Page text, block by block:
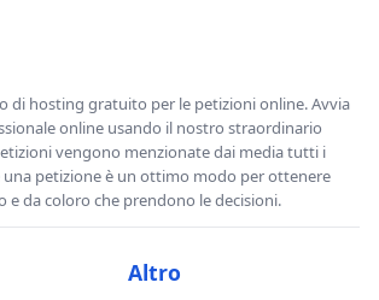
di hosting gratuito per le petizioni online. Avvia
online usando il nostro straordinario
vengono menzionate dai media tutti i
una petizione è un ottimo modo per ottenere
e da coloro che prendono le decisioni.
Altro